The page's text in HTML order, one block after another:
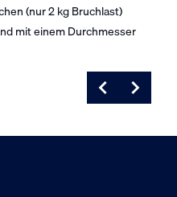
(nur 2 kg Bruchlast)
mit einem Durchmesser